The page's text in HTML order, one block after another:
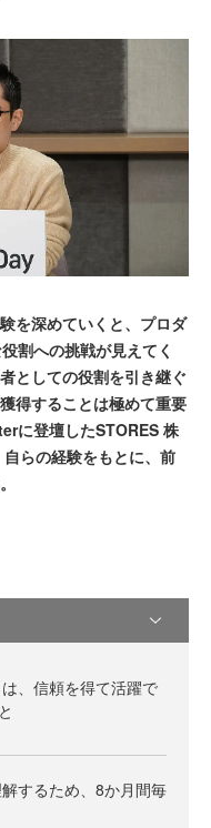
を深めていくと、プロダ
割への挑戦が見えてく
としての役割を引き継ぐ
得することは極めて重要
に登壇したSTORES 株
らの経験をもとに、前
、信頼を得て活躍で
するため、8か月間毎